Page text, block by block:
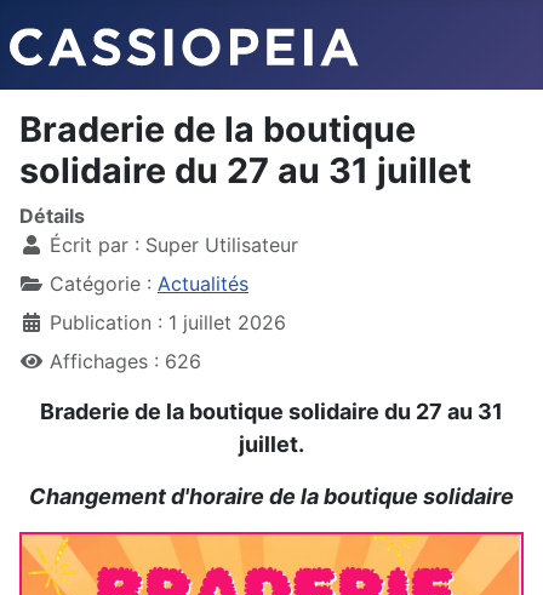
Braderie de la boutique
solidaire du 27 au 31 juillet
Détails
Écrit par : Super Utilisateur
Catégorie : Actualités
Publication : 1 juillet 2026
Affichages : 626
Braderie de la boutique solidaire du 27 au 31
juillet.
Changement d'horaire de la boutique solidaire